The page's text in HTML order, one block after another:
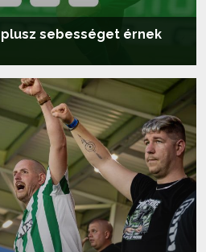
sebességet érnek
olvasom...